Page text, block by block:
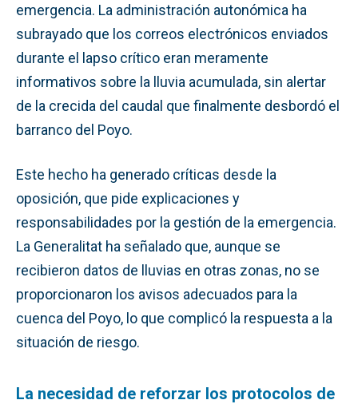
emergencia. La administración autonómica ha
subrayado que los correos electrónicos enviados
durante el lapso crítico eran meramente
informativos sobre la lluvia acumulada, sin alertar
de la crecida del caudal que finalmente desbordó el
barranco del Poyo.
Este hecho ha generado críticas desde la
oposición, que pide explicaciones y
responsabilidades por la gestión de la emergencia.
La Generalitat ha señalado que, aunque se
recibieron datos de lluvias en otras zonas, no se
proporcionaron los avisos adecuados para la
cuenca del Poyo, lo que complicó la respuesta a la
situación de riesgo.
La necesidad de reforzar los protocolos de